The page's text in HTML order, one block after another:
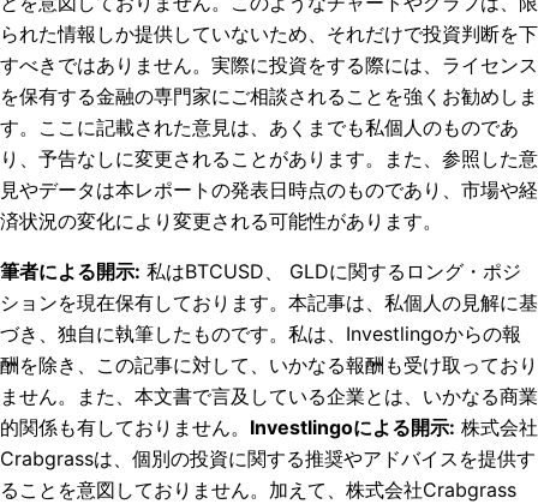
られた情報しか提供していないため、それだけで投資判断を下
すべきではありません。実際に投資をする際には、ライセンス
を保有する金融の専門家にご相談されることを強くお勧めしま
す。ここに記載された意見は、あくまでも私個人のものであ
り、予告なしに変更されることがあります。また、参照した意
見やデータは本レポートの発表日時点のものであり、市場や経
済状況の変化により変更される可能性があります。
筆者による開示: 私はBTCUSD、 GLDに関するロング・ポジ
ションを現在保有しております。 本記事は、私個人の見解に基
づき、独自に執筆したものです。私は、Investlingoからの報
酬を除き、この記事に対して、いかなる報酬も受け取っており
ません。また、本文書で言及している企業とは、いかなる商業
的関係も有しておりません。 Investlingoによる開示: 株式会社
Crabgrassは、個別の投資に関する推奨やアドバイスを提供す
ることを意図しておりません。加えて、株式会社Crabgrass